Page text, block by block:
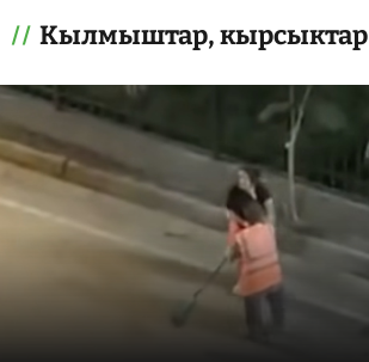
Кылмыштар, кырсыктар